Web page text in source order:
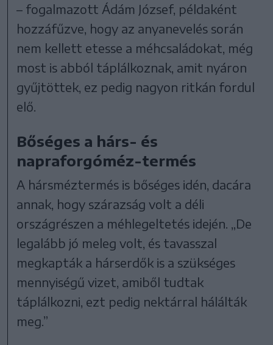
– fogalmazott Ádám József, példaként
hozzáfűzve, hogy az anyanevelés során
nem kellett etesse a méhcsaládokat, még
most is abból táplálkoznak, amit nyáron
gyűjtöttek, ez pedig nagyon ritkán fordul
elő.
Bőséges a hárs- és
napraforgóméz-termés
A hársméztermés is bőséges idén, dacára
annak, hogy szárazság volt a déli
országrészen a méhlegeltetés idején. „De
legalább jó meleg volt, és tavasszal
megkapták a hárserdők is a szükséges
mennyiségű vizet, amiből tudtak
táplálkozni, ezt pedig nektárral hálálták
meg.”